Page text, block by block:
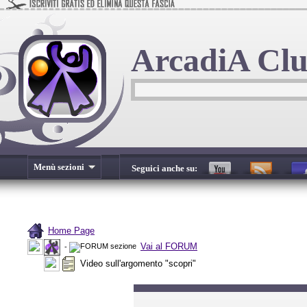
ArcadiA
Menù sezioni Seguici anche su:
Home Page
-
Vai al FORUM
Video sull'argomento "scopri"